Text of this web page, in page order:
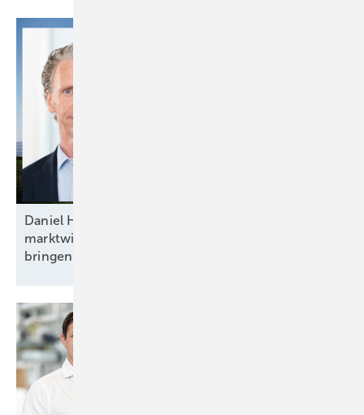
Daniel Hölder von Baywa RE: „Mehr Flexibilität und
marktwirtschaftliche Anreize ins Energiesystem
bringen“